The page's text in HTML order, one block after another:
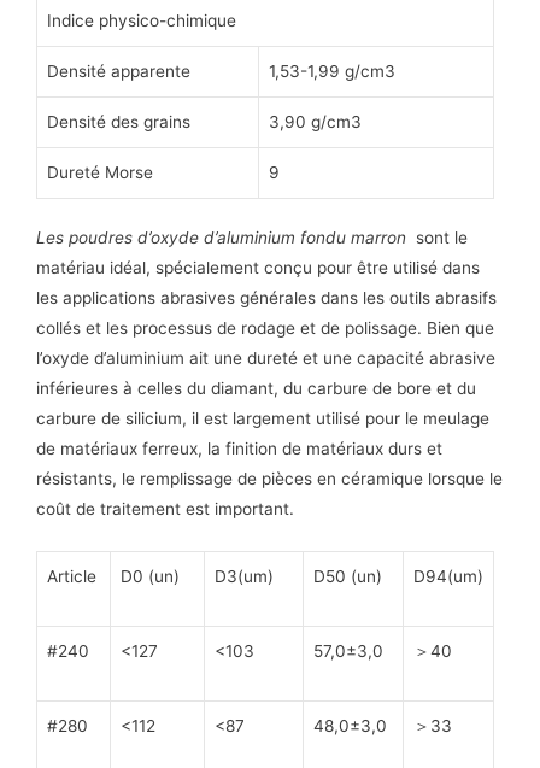
Indice physico-chimique
Densité apparente 1,53-1,99 g/cm3
Densité des grains 3,90 g/cm3
Dureté Morse 9
Les poudres d’oxyde d’aluminium fondu marron sont le
matériau idéal, spécialement conçu pour être utilisé dans
les applications abrasives générales dans les outils abrasifs
collés et les processus de rodage et de polissage. Bien que
l’oxyde d’aluminium ait une dureté et une capacité abrasive
inférieures à celles du diamant, du carbure de bore et du
carbure de silicium, il est largement utilisé pour le meulage
de matériaux ferreux, la finition de matériaux durs et
résistants, le remplissage de pièces en céramique lorsque le
coût de traitement est important.
Article D0 (un) D3(um) D50 (un) D94(um)
#240 <127 <103 57,0±3,0 ＞40
#280 <112 <87 48,0±3,0 ＞33